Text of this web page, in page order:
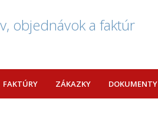
objednávok a faktúr
FAKTÚRY ZÁKAZKY DOKUMENTY